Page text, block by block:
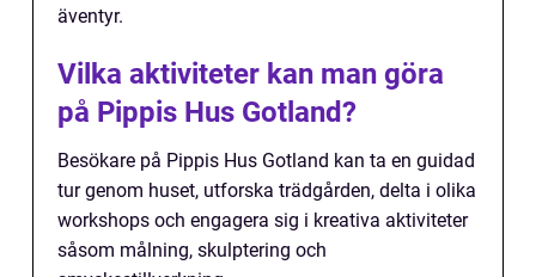
äventyr.
Vilka aktiviteter kan man göra
på Pippis Hus Gotland?
Besökare på Pippis Hus Gotland kan ta en guidad
tur genom huset, utforska trädgården, delta i olika
workshops och engagera sig i kreativa aktiviteter
såsom målning, skulptering och